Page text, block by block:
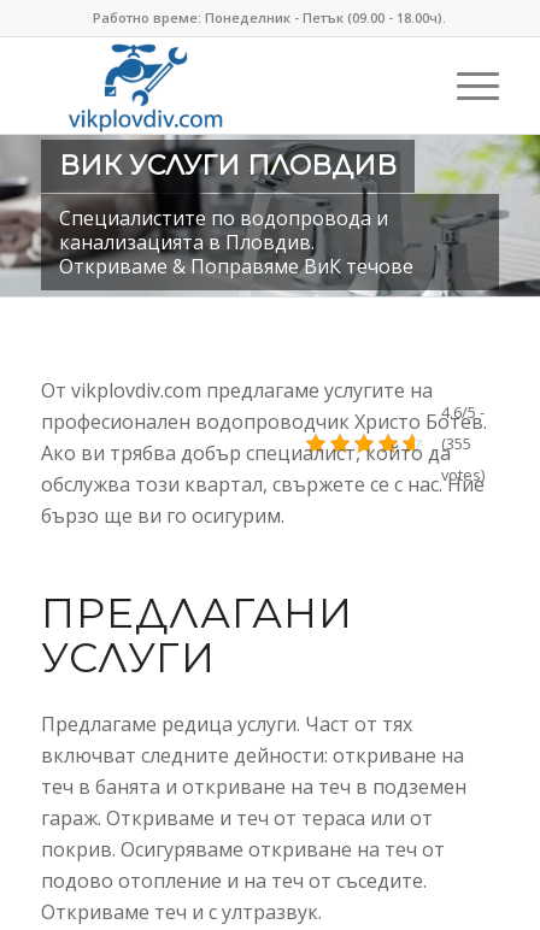
Работно време: Понеделник - Петък (09.00 - 18.00ч).
ВИК УСЛУГИ ПЛОВДИВ
Специалистите по водопровода и
канализацията в Пловдив.
Откриваме & Поправяме ВиК течове
От vikplovdiv.com предлагаме услугите на
професионален водопроводчик Христо Ботев.
Ако ви трябва добър специалист, който да
обслужва този квартал, свържете се с нас. Ние
бързо ще ви го осигурим.
ПРЕДЛАГАНИ
УСЛУГИ
Предлагаме редица услуги. Част от тях
включват следните дейности: откриване на
теч в банята и откриване на теч в подземен
гараж. Откриваме и теч от тераса или от
покрив. Осигуряваме откриване на теч от
подово отопление и на теч от съседите.
Откриваме теч и с ултразвук.
4.6/5 -
(355
votes)